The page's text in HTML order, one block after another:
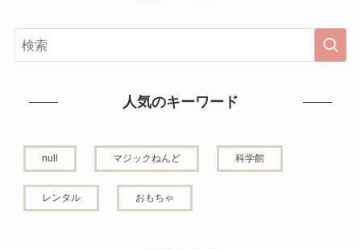
人気のキーワード
null マジックねんど 科学館
レンタル おもちゃ